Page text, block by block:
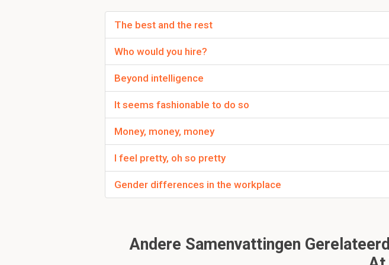
operatie etc.
Activiteiten die
Dus: taak performance heeft een directe relatie
technische processen of door het onderhouden/
Wat is de theory over (contextual en task)
Task performance
Contextual performance
Hierbij horen twee neigingen/gedragingen:
Persoonlijk vermogen:
Cognitief vermogen:
Bij task zijn dat goederen en services. Bij
The best and the rest
Who would you hire?
Beyond intelligence
It seems fashionable to do so
Money, money, money
I feel pretty, oh so pretty
Gender differences in the workplace
Andere Samenvattingen